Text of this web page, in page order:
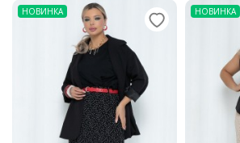
НОВИНКА НОВИНКА